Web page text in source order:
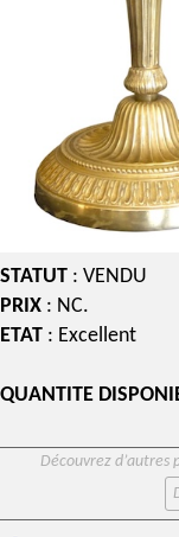
STATUT : VENDU
PRIX : NC.
ETAT : Excellent
QUANTITE
Découvrez d’autres